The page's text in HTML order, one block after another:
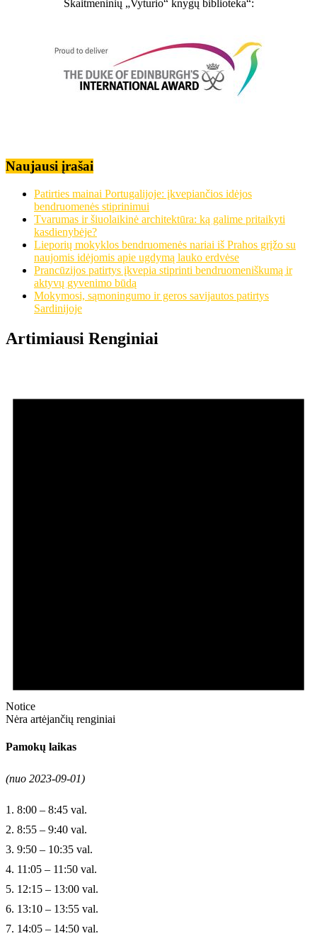
Skaitmeninių „Vyturio“ knygų biblioteka“:
Naujausi įrašai
Patirties mainai Portugalijoje: įkvepiančios idėjos
bendruomenės stiprinimui
Tvarumas ir šiuolaikinė architektūra: ką galime pritaikyti
kasdienybėje?
Lieporių mokyklos bendruomenės nariai iš Prahos grįžo su
naujomis idėjomis apie ugdymą lauko erdvėse
Prancūzijos patirtys įkvepia stiprinti bendruomeniškumą ir
aktyvų gyvenimo būdą
Mokymosi, sąmoningumo ir geros savijautos patirtys
Sardinijoje
Artimiausi Renginiai
Notice
Nėra artėjančių renginiai
Pamokų laikas
(nuo 2023-09-01)
1. 8:00 – 8:45 val.
2. 8:55 – 9:40 val.
3. 9:50 – 10:35 val.
4. 11:05 – 11:50 val.
5. 12:15 – 13:00 val.
6. 13:10 – 13:55 val.
7. 14:05 – 14:50 val.